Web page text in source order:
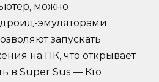
можно
эмуляторами.
запускать
на ПК, что открывает
в Super Sus — Кто